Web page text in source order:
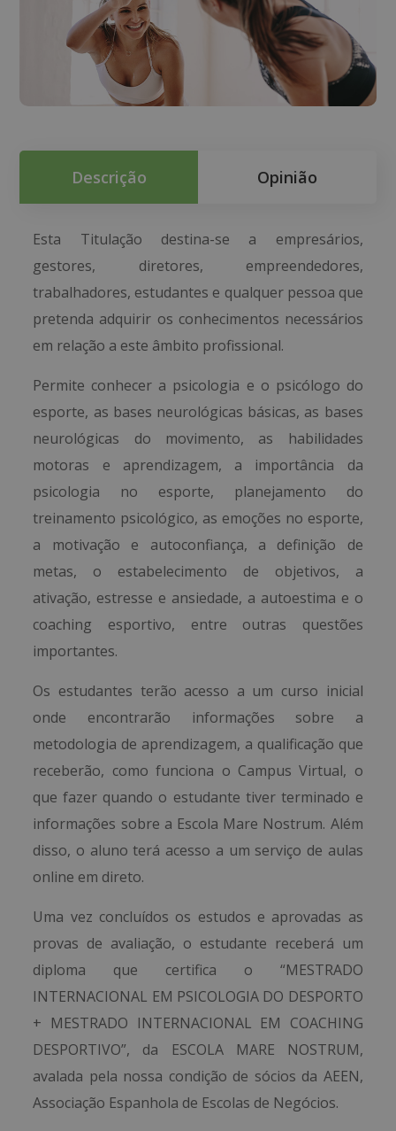
Descrição Opinião
Esta Titulação destina-se a empresários,
gestores, diretores, empreendedores,
trabalhadores, estudantes e qualquer pessoa que
pretenda adquirir os conhecimentos necessários
em relação a este âmbito profissional.
Permite conhecer a psicologia e o psicólogo do
esporte, as bases neurológicas básicas, as bases
neurológicas do movimento, as habilidades
motoras e aprendizagem, a importância da
psicologia no esporte, planejamento do
treinamento psicológico, as emoções no esporte,
a motivação e autoconfiança, a definição de
metas, o estabelecimento de objetivos, a
ativação, estresse e ansiedade, a autoestima e o
coaching esportivo, entre outras questões
importantes.
Os estudantes terão acesso a um curso inicial
onde encontrarão informações sobre a
metodologia de aprendizagem, a qualificação que
receberão, como funciona o Campus Virtual, o
que fazer quando o estudante tiver terminado e
informações sobre a Escola Mare Nostrum. Além
disso, o aluno terá acesso a um serviço de aulas
online em direto.
Uma vez concluídos os estudos e aprovadas as
provas de avaliação, o estudante receberá um
diploma que certifica o “MESTRADO
INTERNACIONAL EM PSICOLOGIA DO DESPORTO
+ MESTRADO INTERNACIONAL EM COACHING
DESPORTIVO”, da ESCOLA MARE NOSTRUM,
avalada pela nossa condição de sócios da AEEN,
Associação Espanhola de Escolas de Negócios.